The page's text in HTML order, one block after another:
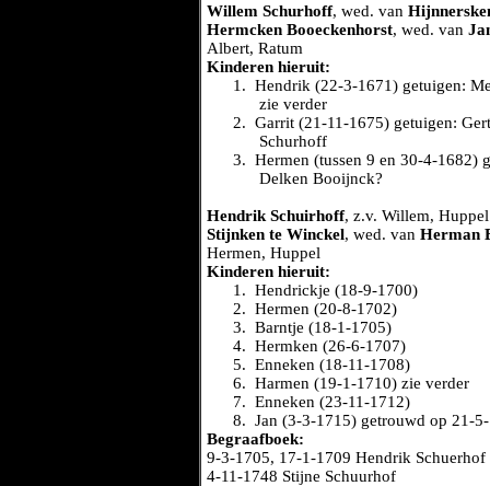
Willem Schurhoff, wed. van
Hermcken Booeckenhorst, wed. van
Albert, Ratum
Kinderen hieruit:
1. Hendrik (22-3-1671) getuigen:
zie verder
2. Garrit (21-11-1675) getuigen:
Schurhoff
3. Hermen (tussen 9 en 30-4-1682)
Delken Booijnck?
Hendrik Schuirhoff, z.v. Willem,
Stijnken te Winckel, wed. van Herman
Hermen, Huppel
Kinderen hieruit:
1. Hendrickje (18-9-1700)
2. Hermen (20-8-1702)
3. Barntje (18-1-1705)
4. Hermken (26-6-1707)
5. Enneken (18-11-1708)
6. Harmen (19-1-1710) zie verder
7. Enneken (23-11-1712)
8. Jan (3-3-1715) getrouwd op 21-
Begraafboek:
9-3-1705, 17-1-1709 Hendrik
4-11-1748 Stijne Schuurhof